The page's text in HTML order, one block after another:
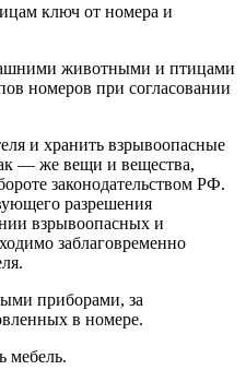
ключ от номера и
животными и птицами
номеров при согласовании
и хранить взрывоопасные
— же вещи и вещества,
законодательством РФ.
разрешения
взрывоопасных и
заблаговременно
приборами, за
в номере.
мебель.